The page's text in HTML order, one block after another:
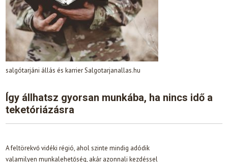
salgótarjáni állás és karrier Salgotarjanallas.hu
Így állhatsz gyorsan munkába, ha nincs idő a
teketóriázásra
A feltörekvő vidéki régió, ahol szinte mindig adódik
valamilyen munkalehetőség, akár azonnali kezdéssel